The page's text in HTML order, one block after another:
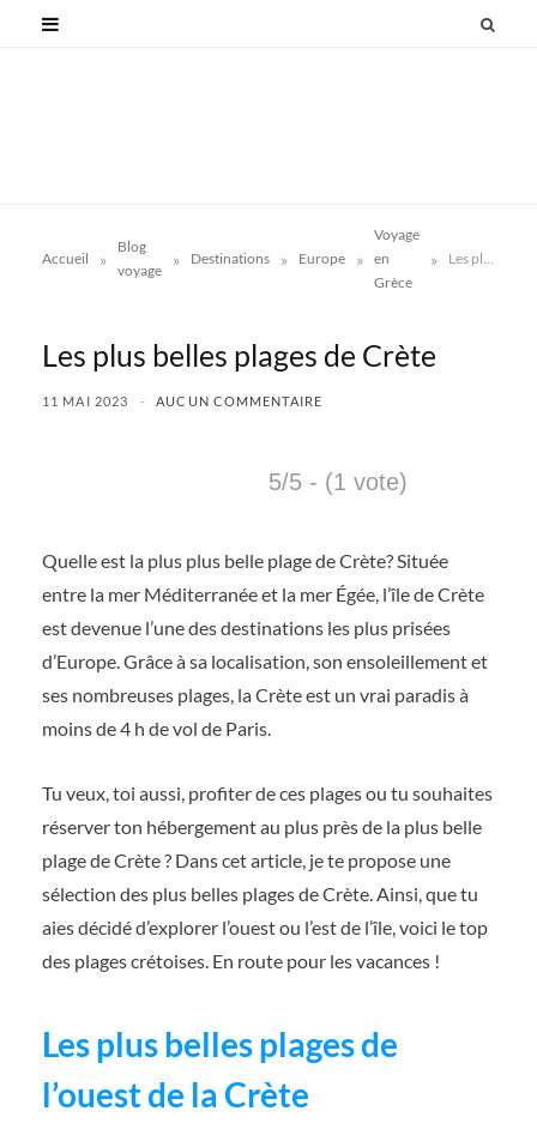
Accueil »
Blog
voyage
» Destinations » Europe »
Voyage
en
Grèce
» Les plus belles plages de Crète
Les plus belles plages de Crète
11 MAI 2023 AUCUN COMMENTAIRE
5/5 - (1 vote)
Quelle est la plus plus belle plage de Crète? Située
entre la mer Méditerranée et la mer Égée, l’île de Crète
est devenue l’une des destinations les plus prisées
d’Europe. Grâce à sa localisation, son ensoleillement et
ses nombreuses plages, la Crète est un vrai paradis à
moins de 4 h de vol de Paris.
Tu veux, toi aussi, profiter de ces plages ou tu souhaites
réserver ton hébergement au plus près de la plus belle
plage de Crète ? Dans cet article, je te propose une
sélection des plus belles plages de Crète. Ainsi, que tu
aies décidé d’explorer l’ouest ou l’est de l’île, voici le top
des plages crétoises. En route pour les vacances !
Les plus belles plages de
l’ouest de la Crète